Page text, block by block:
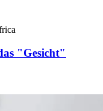
"Gesicht"